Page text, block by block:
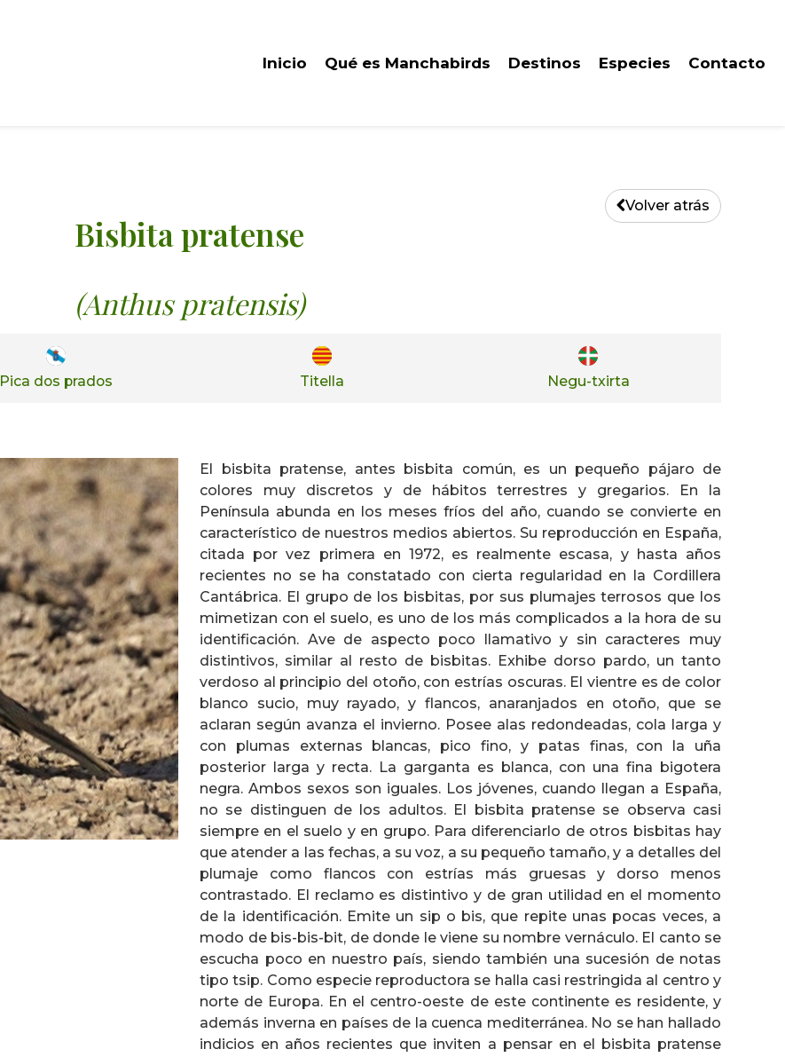
Inicio Qué es Manchabirds Destinos Especies Contacto
Volver atrás
Bisbita pratense
(Anthus pratensis)
Pica dos prados Titella Negu-txirta
El bisbita pratense, antes bisbita común, es un pequeño pájaro de
colores muy discretos y de hábitos terrestres y gregarios. En la
Península abunda en los meses fríos del año, cuando se convierte en
característico de nuestros medios abiertos. Su reproducción en España,
citada por vez primera en 1972, es realmente escasa, y hasta años
recientes no se ha constatado con cierta regularidad en la Cordillera
Cantábrica. El grupo de los bisbitas, por sus plumajes terrosos que los
mimetizan con el suelo, es uno de los más complicados a la hora de su
identificación. Ave de aspecto poco llamativo y sin caracteres muy
distintivos, similar al resto de bisbitas. Exhibe dorso pardo, un tanto
verdoso al principio del otoño, con estrías oscuras. El vientre es de color
blanco sucio, muy rayado, y flancos, anaranjados en otoño, que se
aclaran según avanza el invierno. Posee alas redondeadas, cola larga y
con plumas externas blancas, pico fino, y patas finas, con la uña
posterior larga y recta. La garganta es blanca, con una fina bigotera
negra. Ambos sexos son iguales. Los jóvenes, cuando llegan a España,
no se distinguen de los adultos. El bisbita pratense se observa casi
siempre en el suelo y en grupo. Para diferenciarlo de otros bisbitas hay
que atender a las fechas, a su voz, a su pequeño tamaño, y a detalles del
plumaje como flancos con estrías más gruesas y dorso menos
contrastado. El reclamo es distintivo y de gran utilidad en el momento
de la identificación. Emite un sip o bis, que repite unas pocas veces, a
modo de bis-bis-bit, de donde le viene su nombre vernáculo. El canto se
escucha poco en nuestro país, siendo también una sucesión de notas
tipo tsip. Como especie reproductora se halla casi restringida al centro y
norte de Europa. En el centro-oeste de este continente es residente, y
además inverna en países de la cuenca mediterránea. No se han hallado
indicios en años recientes que inviten a pensar en el bisbita pratense